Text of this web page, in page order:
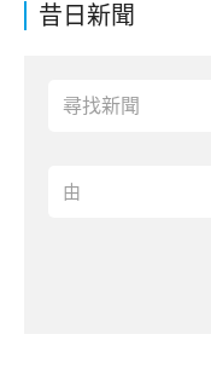
昔日新聞